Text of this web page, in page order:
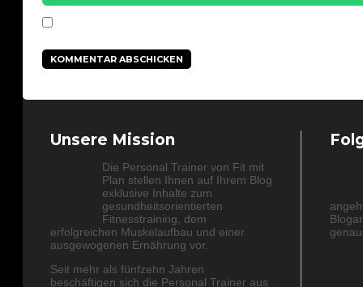
Unsere Mission
Die Personal Trainer von Fit mit
Plan stellen Ihnen auf Ihrem Blog
exklusive Inhalte zum
gesundheitsorientierten
Fitnesstraining, dem
erfolgreichen Muskelaufbau und einer
ausgewogenen Ernährung vor.
Seit mehr als fünfzehn Jahren
beschäftigen sich die Personal Trainer aus